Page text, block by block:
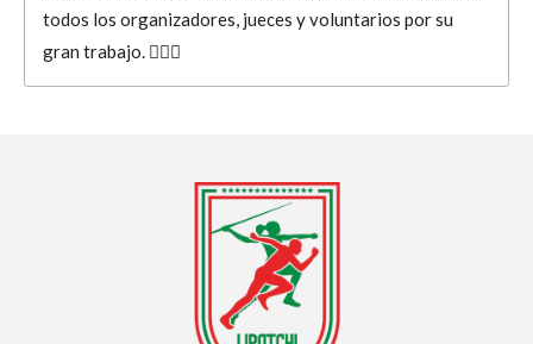
todos los organizadores, jueces y voluntarios por su
gran trabajo. 👍🏼🎉